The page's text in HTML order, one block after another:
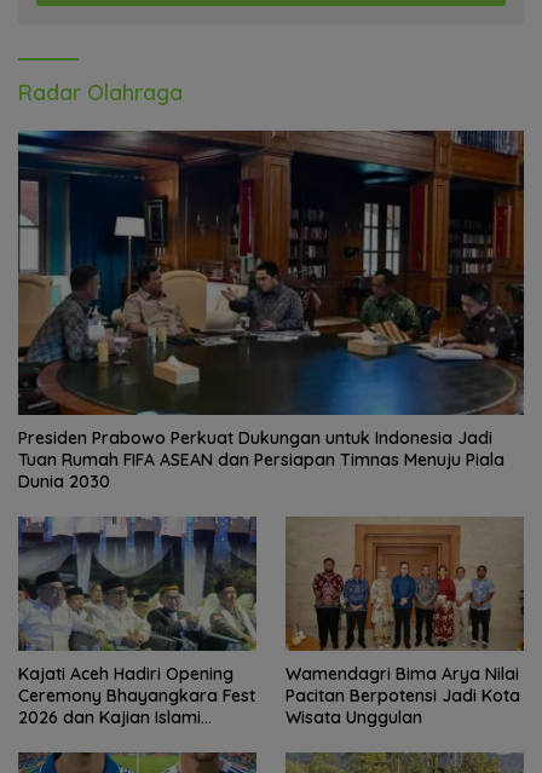
Radar Olahraga
Presiden Prabowo Perkuat Dukungan untuk Indonesia Jadi
Tuan Rumah FIFA ASEAN dan Persiapan Timnas Menuju Piala
Dunia 2030
Kajati Aceh Hadiri Opening
Ceremony Bhayangkara Fest
2026 dan Kajian Islami
Adi Hidayat
Wamendagri Bima Arya Nilai
Pacitan Berpotensi Jadi Kota
Wisata Unggulan